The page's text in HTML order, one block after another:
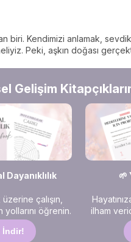
biri. Kendimizi anlamak,
Peki, aşkın doğası
Gelişim
Dayanıklılık
çalışın,
yollarını öğrenin.
İndir!
🌱
ilham